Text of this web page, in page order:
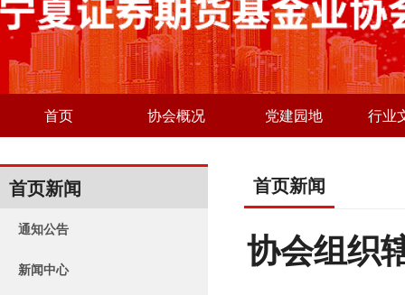
首页 协会概况 党建园地 行业
首页新闻
通知公告
新闻中心
首页新闻
协会组织